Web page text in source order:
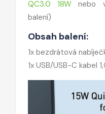
QC3.0 18W nebo
balení)
Obsah balení:
1x bezdrátová
1x USB/USB-C kabel